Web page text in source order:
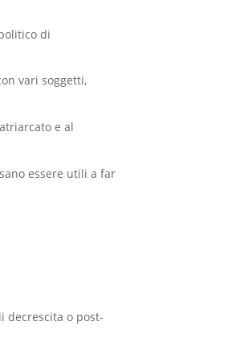
di
vari soggetti,
e al
essere utili a far
decrescita o post-